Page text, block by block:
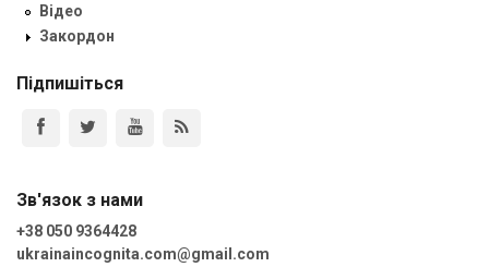
Відео
Закордон
Підпишіться
Зв'язок з нами
+38 050 9364428
ukrainaincognita.com@gmail.com